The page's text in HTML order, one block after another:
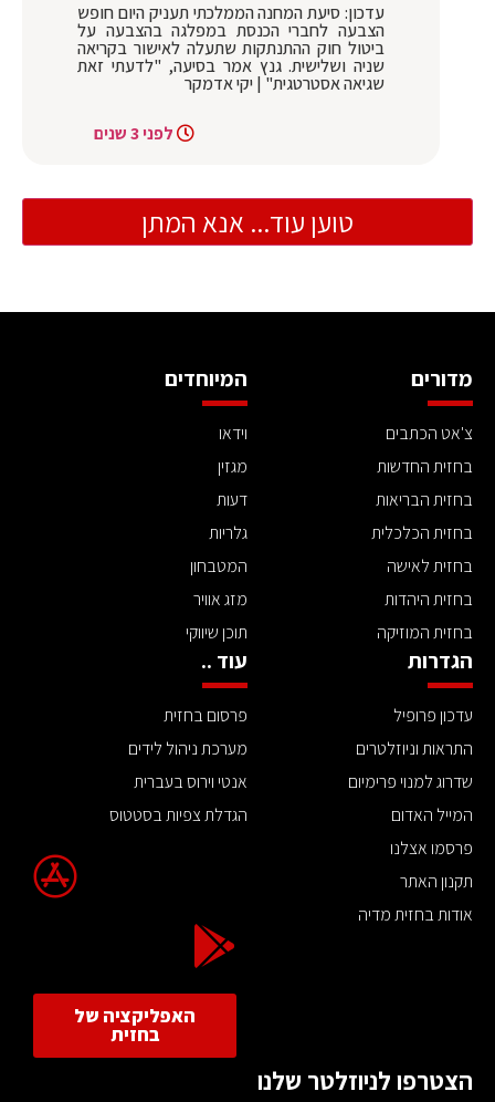
עדכון: סיעת המחנה הממלכתי תעניק היום חופש
הצבעה לחברי הכנסת במפלגה בהצבעה על
ביטול חוק ההתנתקות שתעלה לאישור בקריאה
שניה ושלישית. גנץ אמר בסיעה, "לדעתי זאת
שגיאה אסטרטגית" | יקי אדמקר
לפני 3 שנים
טוען עוד... אנא המתן
מדורים
צ'אט הכתבים
בחזית החדשות
בחזית הבריאות
בחזית הכלכלית
בחזית לאישה
בחזית היהדות
בחזית המוזיקה
המיוחדים
וידאו
מגזין
דעות
גלריות
המטבחון
מזג אוויר
תוכן שיווקי
הגדרות
עדכון פרופיל
התראות וניוזלטרים
שדרוג למנוי פרימיום
המייל האדום
פרסמו אצלנו
תקנון האתר
אודות בחזית מדיה
עוד ..
פרסום בחזית
מערכת ניהול לידים
אנטי וירוס בעברית
הגדלת צפיות בסטטוס
האפליקציה של
בחזית
הצטרפו לניוזלטר שלנו